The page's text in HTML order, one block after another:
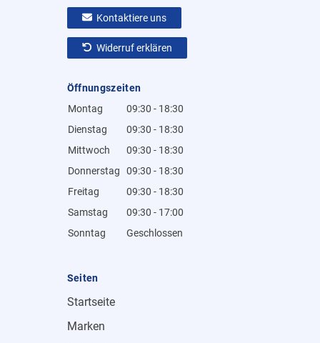
Kontaktiere uns
Widerruf erklären
Öffnungszeiten
Montag
09:30 - 18:30
Dienstag
09:30 - 18:30
Mittwoch
09:30 - 18:30
Donnerstag
09:30 - 18:30
Freitag
09:30 - 18:30
Samstag
09:30 - 17:00
Sonntag
Geschlossen
Seiten
Startseite
Marken